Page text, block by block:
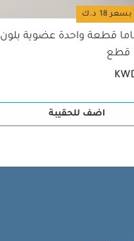
قطعة واحدة عضوية بلون
اضف للحقيبة